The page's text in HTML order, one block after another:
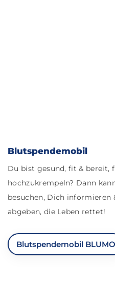
Blutspendemobil
Du bist gesund, fit & bereit,
hochzukrempeln? Dann
besuchen, Dich informieren
abgeben, die Leben rettet!
Blutspendemobil BLUMO